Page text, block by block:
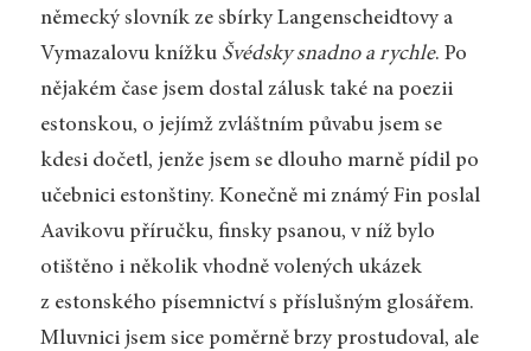
německý slovník ze sbírky Langenscheidtovy a
Vymazalovu knížku Švédsky snadno a rychle. Po
nějakém čase jsem dostal zálusk také na poezii
estonskou, o jejímž zvláštním půvabu jsem se
kdesi dočetl, jenže jsem se dlouho marně pídil po
učebnici estonštiny. Konečně mi známý Fin poslal
Aavikovu příručku, finsky psanou, v níž bylo
otištěno i několik vhodně volených ukázek
z estonského písemnictví s příslušným glosářem.
Mluvnici jsem sice poměrně brzy prostudoval, ale